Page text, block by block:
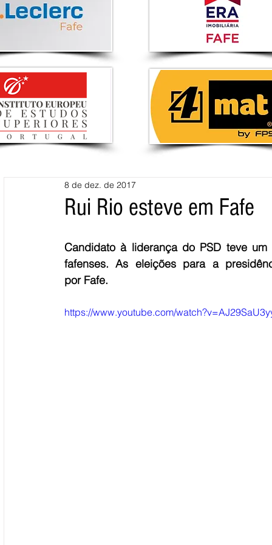
Rui Rio esteve em Fafe
8 de dez. de 2017
Candidato à liderança do PSD teve
fafenses. As eleições para a
por Fafe.
https://www.youtube.com/